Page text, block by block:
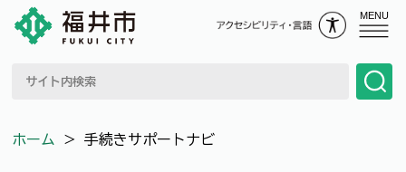
MENU
ホーム ＞ 手続きサポートナビ